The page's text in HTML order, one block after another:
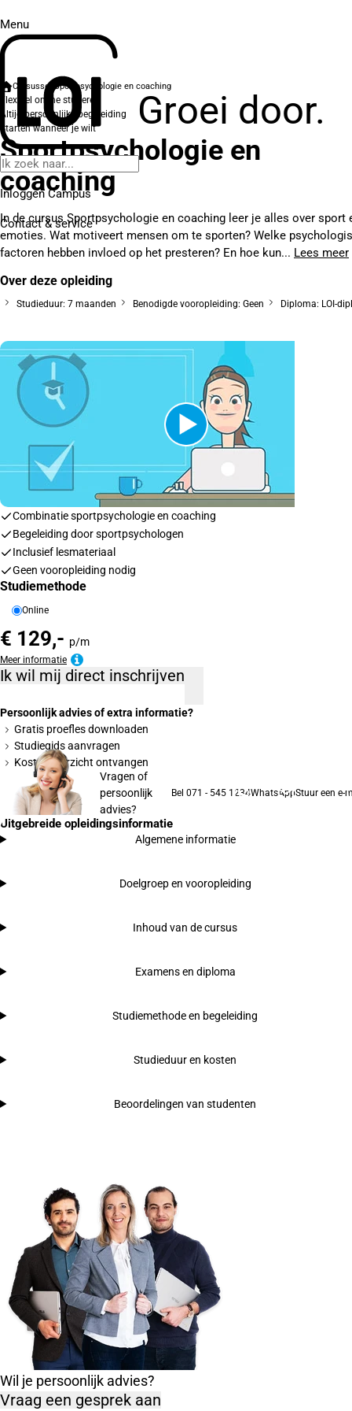
Menu
Groei door.
Inloggen Campus
Contact& service
Cursussen Sportpsychologie en coaching
Flexibel online studeren
Altijd persoonlijke begeleiding
Starten wanneer je wilt
Sportpsychologie en
coaching
In de cursus Sportpsychologie en coaching leer je alles over sport
emoties. Wat motiveert mensen om te sporten? Welke
factoren hebben invloed op het presteren? En hoe kun... Lees meer
Over deze opleiding
Studieduur: 7 maanden Benodigde vooropleiding: Geen Diploma: LOI-
Combinatie sportpsychologie en coaching
Begeleiding door sportpsychologen
Inclusief lesmateriaal
Geen vooropleiding nodig
Studiemethode
Online
€ 129,- p/m
Meer informatie
Ik wil mij direct inschrijven
Persoonlijk advies of extra informatie?
Gratis proefles downloaden
Studiegids aanvragen
Kostenoverzicht ontvangen
Vragen of
persoonlijk
advies?
Bel 071 - 545 1234WhatsAppStuur een e-
Uitgebreide opleidingsinformatie
Algemene informatie
Doelgroep en vooropleiding
Inhoud van de cursus
Examens en diploma
Studiemethode en begeleiding
Studieduur en kosten
Beoordelingen van studenten
Wil je persoonlijk advies?
Vraag een gesprek aan